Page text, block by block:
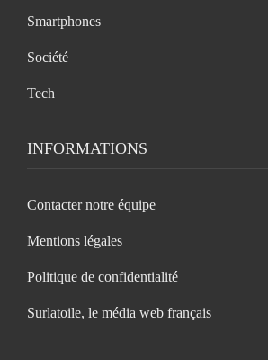
Smartphones
Société
Tech
INFORMATIONS
Contacter notre équipe
Mentions légales
Politique de confidentialité
Surlatoile, le média web français